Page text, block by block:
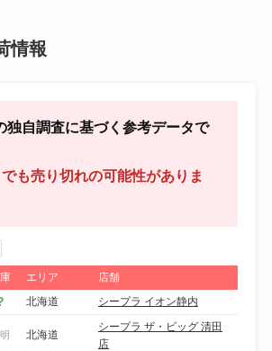
情報
自調査に基づく参考データで
でも売り切れの可能性がありま
エリア
店舗
北海道 シープラ イオン静内
北海道
シープラ ザ・ビッグ 清田
店